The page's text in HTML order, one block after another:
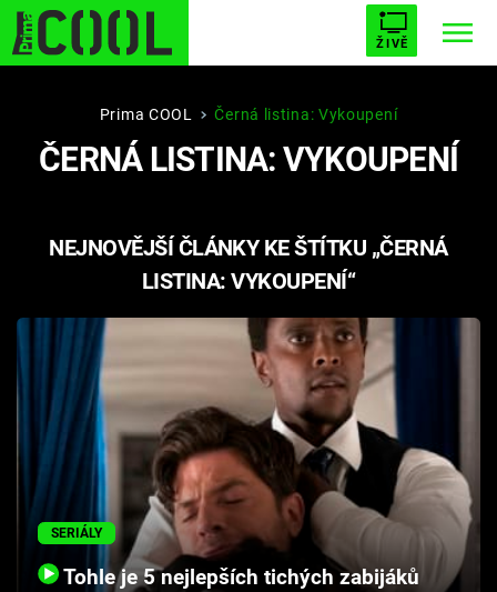
ŽIVĚ
STARHOUSE BUFFY, PŘEMOŽITELKA UPÍRŮ
ESCAPE PLNEJ KOTEL AVENGERS 5
Filmy
Seriály
Hry
Cool Esport
Pořady
Prima COOL Černá listina: Vykoupení
ČERNÁ LISTINA: VYKOUPENÍ
NEJNOVĚJŠÍ ČLÁNKY KE ŠTÍTKU „ČERNÁ
LISTINA: VYKOUPENÍ“
SERIÁLY
Tohle je 5 nejlepších tichých zabijáků